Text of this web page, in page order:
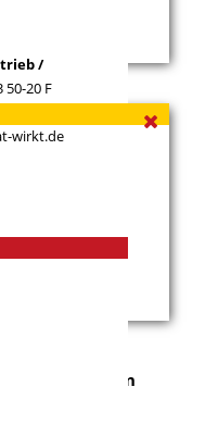
/
50-20 F
wirkt.de
, an
errichten